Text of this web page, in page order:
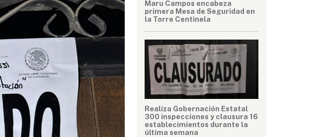
Maru Campos encabeza
primera Mesa de Seguridad en
la Torre Centinela
Realiza Gobernación Estatal
300 inspecciones y clausura 16
establecimientos durante la
última semana